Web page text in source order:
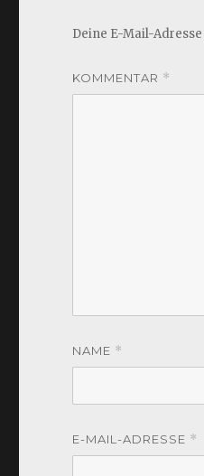
Deine E-Mail-
KOMMENTAR *
NAME *
E-MAIL-ADRESSE *